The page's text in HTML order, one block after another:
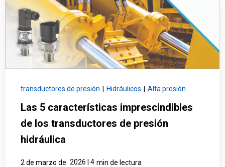
transductores de presión Hidráulicos Alta presión
Las 5 características imprescindibles
de los transductores de presión
hidráulica
2 de marzo de 2026 | 4 min de lectura